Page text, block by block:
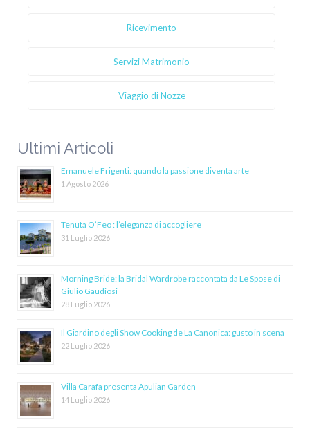
Ricevimento
Servizi Matrimonio
Viaggio di Nozze
Ultimi Articoli
Emanuele Frigenti: quando la passione diventa arte
1 Agosto 2026
Tenuta O’Feo : l’eleganza di accogliere
31 Luglio 2026
Morning Bride: la Bridal Wardrobe raccontata da Le Spose di
Giulio Gaudiosi
28 Luglio 2026
Il Giardino degli Show Cooking de La Canonica: gusto in scena
22 Luglio 2026
Villa Carafa presenta Apulian Garden
14 Luglio 2026